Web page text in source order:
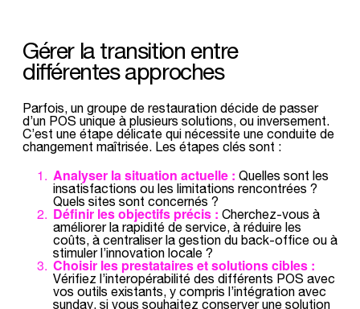
Gérer la transition entre
différentes approches
Parfois, un groupe de restauration décide de passer
d’un POS unique à plusieurs solutions, ou inversement.
C’est une étape délicate qui nécessite une conduite de
changement maîtrisée. Les étapes clés sont :
Analyser la situation actuelle : Quelles sont les
insatisfactions ou les limitations rencontrées ?
Quels sites sont concernés ?
Définir les objectifs précis : Cherchez-vous à
améliorer la rapidité de service, à réduire les
coûts, à centraliser la gestion du back-office ou à
stimuler l’innovation locale ?
Choisir les prestataires et solutions cibles :
Vérifiez l’interopérabilité des différents POS avec
vos outils existants, y compris l’intégration avec
sunday, si vous souhaitez conserver une solution